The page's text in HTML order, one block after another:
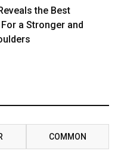
the Best
a Stronger and
COMMON